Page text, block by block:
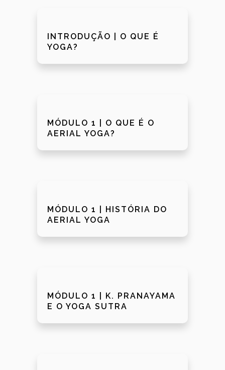
INTRODUÇÃO | O QUE É
YOGA?
MÓDULO 1 | O QUE É O
AERIAL YOGA?
MÓDULO 1 | HISTÓRIA DO
AERIAL YOGA
MÓDULO 1 | K. PRANAYAMA
E O YOGA SUTRA